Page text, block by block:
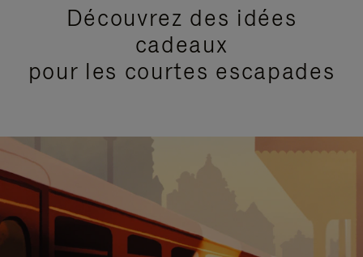
Découvrez des idées
cadeaux
pour les courtes escapades